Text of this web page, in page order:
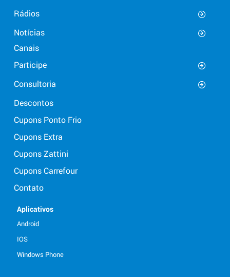
Rádios
Notícias
Canais
Participe
Consultoria
Descontos
Cupons Ponto Frio
Cupons Extra
Cupons Zattini
Cupons Carrefour
Contato
Aplicativos
Android
IOS
Windows Phone